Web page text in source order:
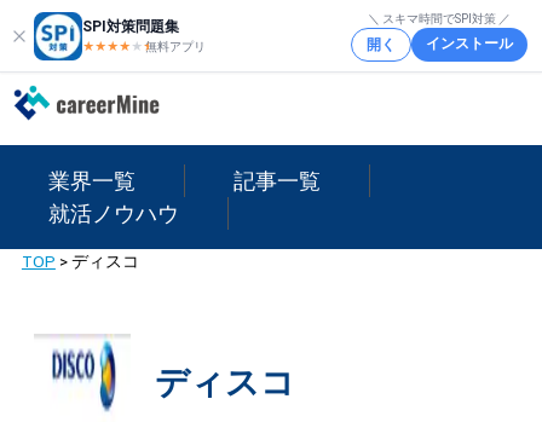
SPI対策問題集
★★★★ ★★
無料アプリ
＼ スキマ時間でSPI対策 ／
開く インストール
業界一覧
記事一覧
就活ノウハウ
TOP >ディスコ
ディスコ